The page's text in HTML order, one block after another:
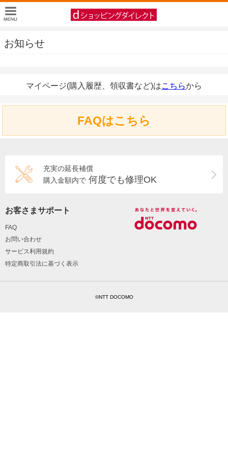
お知らせ
マイページ(購入履歴、領収書など)はこちらから
FAQはこちら
充実の延長補償
購入金額内で 何度でも修理OK
お客さまサポート
FAQ
お問い合わせ
サービス利用規約
特定商取引法に基づく表示
©NTT DOCOMO